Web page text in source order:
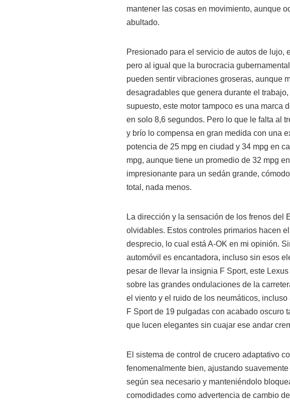
mantener las cosas en movimiento, aunque
abultado.
Presionado para el servicio de autos de lujo,
pero al igual que la burocracia
pueden sentir vibraciones groseras, aunque
desagradables que genera durante el
supuesto, este motor tampoco es una marca
en solo 8,6 segundos. Pero lo que le falta al
y brío lo compensa en gran medida con una
potencia de 25 mpg en ciudad y 34 mpg en
mpg, aunque tiene un promedio de 32 mpg
impresionante para un sedán grande,
total, nada menos.
La dirección y la sensación de los frenos del
olvidables. Estos controles primarios hacen
desprecio, lo cual está A-OK en mi opinión.
automóvil es encantadora, incluso sin esos
pesar de llevar la insignia F Sport, este
sobre las grandes ondulaciones de la
el viento y el ruido de los neumáticos,
F Sport de 19 pulgadas con acabado oscuro
que lucen elegantes sin cuajar ese andar
El sistema de control de crucero adaptativo
fenomenalmente bien, ajustando
según sea necesario y manteniéndolo
comodidades como advertencia de cambio